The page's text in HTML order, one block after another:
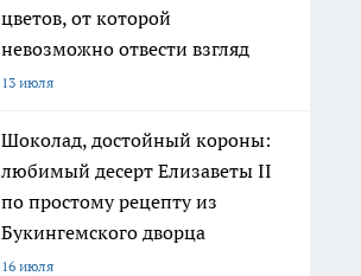
цветов, от которой
невозможно отвести взгляд
13 июля
Шоколад, достойный короны:
любимый десерт Елизаветы II
по простому рецепту из
Букингемского дворца
16 июля